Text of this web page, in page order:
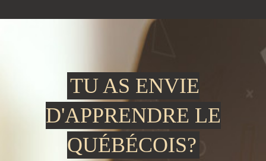
TU AS ENVIE
D'APPRENDRE LE
QUÉBÉCOIS?